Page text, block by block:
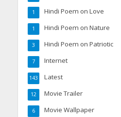
Hindi Poem on Love
1
Hindi Poem on Nature
1
Hindi Poem on Patriotic
3
Internet
7
Latest
143
Movie Trailer
12
Movie Wallpaper
6